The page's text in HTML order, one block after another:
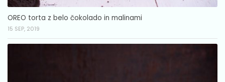
OREO torta z belo čokolado in malinami
15 SEP, 2019